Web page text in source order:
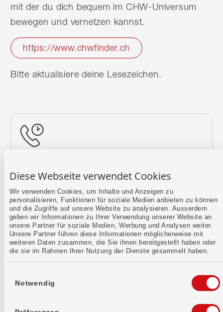
Diese Webseite verwendet Cookies
Wir verwenden Cookies, um Inhalte und Anzeigen zu
personalisieren, Funktionen für soziale Medien anbieten zu können
und die Zugriffe auf unsere Website zu analysieren. Ausserdem
geben wir Informationen zu Ihrer Verwendung unserer Website an
unsere Partner für soziale Medien, Werbung und Analysen weiter.
Unsere Partner führen diese Informationen möglicherweise mit
weiteren Daten zusammen, die Sie ihnen bereitgestellt haben oder
die sie im Rahmen Ihrer Nutzung der Dienste gesammelt haben.
Notwendig
mit der du dich bequem im CHW-Universum
bewegen und vernetzen kannst.
https://www.chwfinder.ch
Bitte aktualisiere deine Lesezeichen.
Mehr erfahren
Kontaktformular